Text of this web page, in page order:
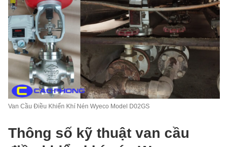
Van Cầu Điều Khiển Khí Nén Wyeco Model D02GS
Thông số kỹ thuật van cầu